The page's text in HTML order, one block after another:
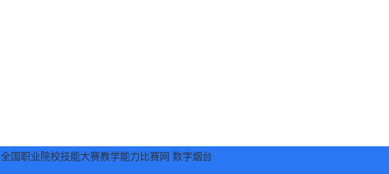
全国职业院校技能大赛教学能力比赛网 数字烟台